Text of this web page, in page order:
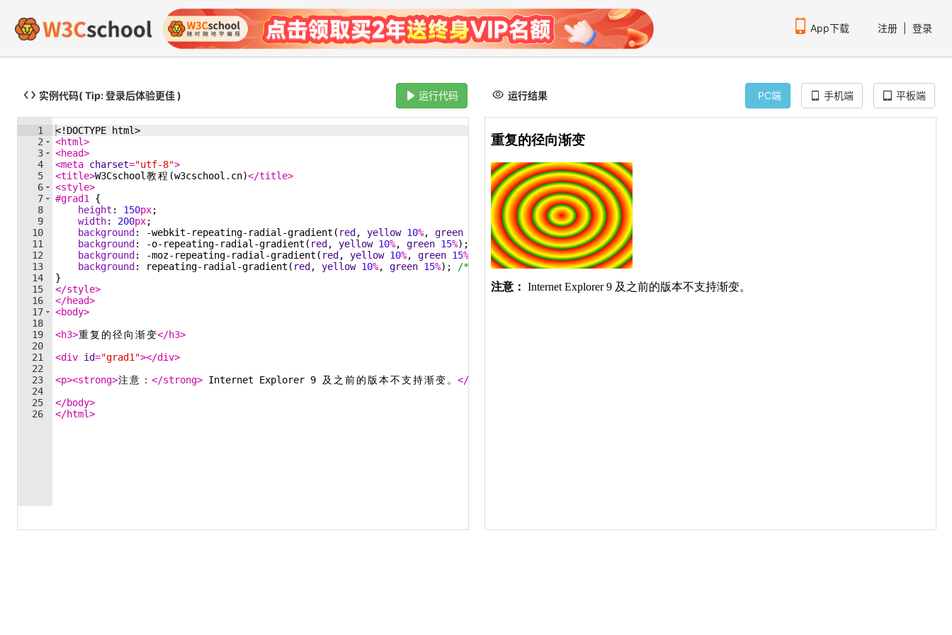
App下载 注册 登录
实例代码( Tip: 登录后体验更佳 ) 运行代码
1
2
3
4
5
6
7
8
9
10
11
12
13
14
15
16
17
18
19
20
21
22
23
24
25
26
<! DOCTYPE html>
<html>
<head>
<meta charset="utf-8">
<title>W3Cschool 教程 (w3cschool.cn)</title>
<style>
#grad1
{
height : 150px;
width: 200px;
background : -webkit-repeating-radial-gradient( red , yellow 10%, green ); /* Safari 5.1 - 6.0 */
background : -o-repeating-radial-gradient( red , yellow 10%, green 15%) ;
/* Opera 11.6 - 12.0 */
background : -moz-repeating-radial-gradient( red , yellow 10%, green 15%
/* Firefox 3.6 - 15 */
background : repeating-radial-gradient( red , yellow 10%, green 15%) ; /* 准的语法（必须放在最后） */
}
</style>
</head>
<body>
<h3>重复 的径 向 渐变</h3>
<div id="grad1"></div>
<p><strong>注意 ： </strong> Internet Explorer 9 及 之 前的 版本不支持渐变 。 </
</body>
</html>
运行结果 PC端 手机端 平板端